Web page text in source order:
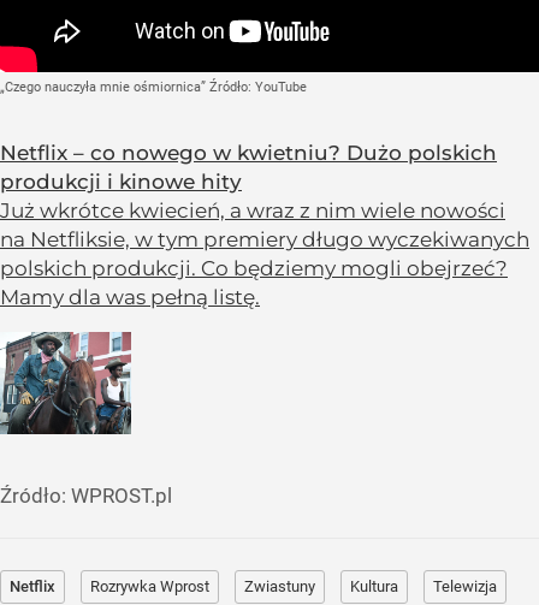
„Czego nauczyła mnie ośmiornica” Źródło: YouTube
Netflix – co nowego w kwietniu? Dużo polskich
produkcji i kinowe hity
Już wkrótce kwiecień, a wraz z nim wiele nowości
na Netfliksie, w tym premiery długo wyczekiwanych
polskich produkcji. Co będziemy mogli obejrzeć?
Mamy dla was pełną listę.
Źródło: WPROST.pl
Netflix Rozrywka Wprost Zwiastuny Kultura Telewizja